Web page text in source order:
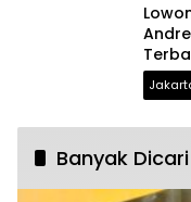
Banyak Dicari